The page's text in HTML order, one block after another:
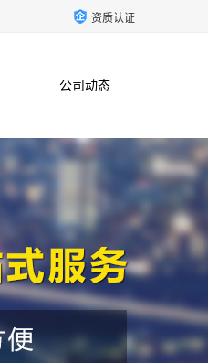
资质认证
公司动态